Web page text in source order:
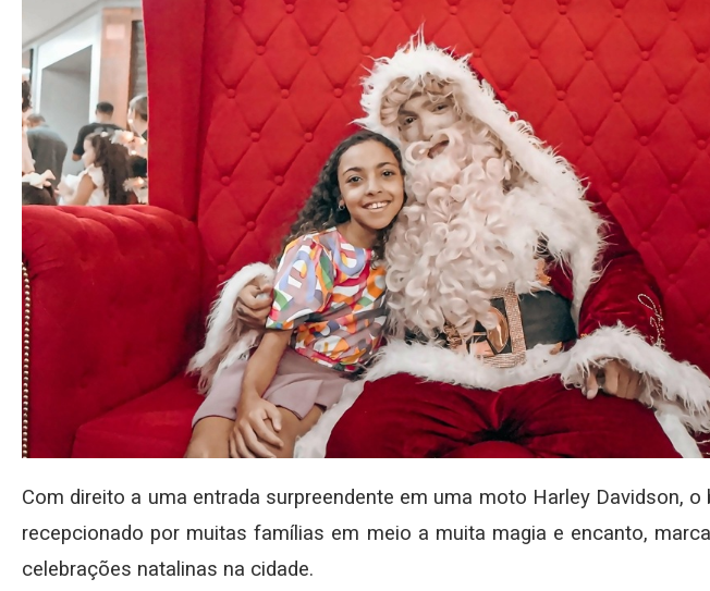
Com direito a uma entrada surpreendente em uma moto Harley Davidson,
recepcionado por muitas famílias em meio a muita magia e encanto,
celebrações natalinas na cidade.